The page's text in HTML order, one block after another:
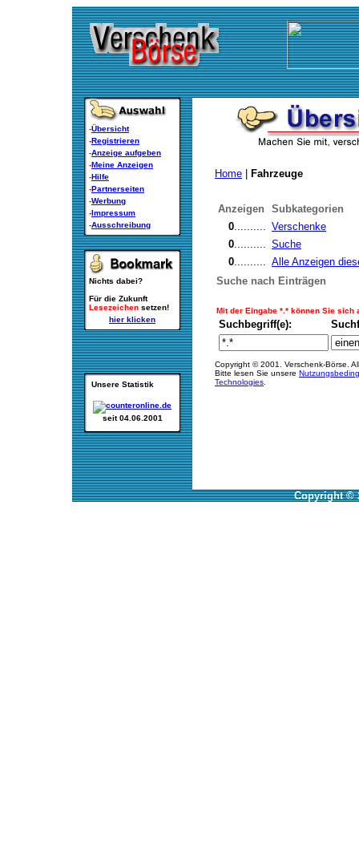
-Übersicht
-Registrieren
-Anzeige aufgeben
-Meine Anzeigen
-Hilfe
-Partnerseiten
-Werbung
-Impressum
-Ausschreibung
Nichts dabei?
Für die Zukunft
Lesezeichen setzen!
hier klicken
Unsere Statistik
seit 04.06.2001
Home Fahrzeuge
Anzeigen
Subkategorien
0.......... Verschenke
0.......... Suche
0.......... Alle Anzeigen
Suche nach Einträgen
Mit der Eingabe *.* können Sie sich
Suchbegriff(e):
Copyright © 2001. Verschenk-Börse.
Bitte lesen Sie unsere
Technologies
Copyright ©